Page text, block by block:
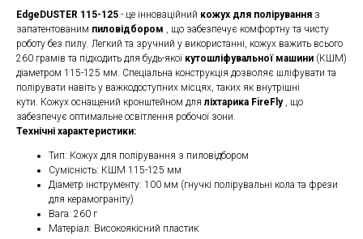
EdgeDUSTER 115-125 - це інноваційний кожух для полірування з
запатентованим пиловідбором , що забезпечує комфортну та чисту
роботу без пилу. Легкий та зручний у використанні, кожух важить всього
260 грамів та підходить для будь-якої кутошліфувальної машини (КШМ)
діаметром 115-125 мм. Спеціальна конструкція дозволяє шліфувати та
полірувати навіть у важкодоступних місцях, таких як внутрішні
кути. Кожух оснащений кронштейном дляліхтарика FireFly , що
забезпечує оптимальне освітлення робочої зони.
Технічні характеристики:
Тип: Кожух для полірування з пиловідбором
Сумісність: КШМ 115-125 мм
Діаметр інструменту: 100 мм (гнучкі полірувальні кола та фрези
для керамограніту)
Вага: 260 г
Матеріал: Високоякісний пластик